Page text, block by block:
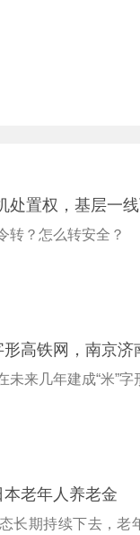
处置权，基层一
转？怎么转安全？
形高铁网，南京
来几年建成“米”字
本老年人养老金
长期持续下去，老